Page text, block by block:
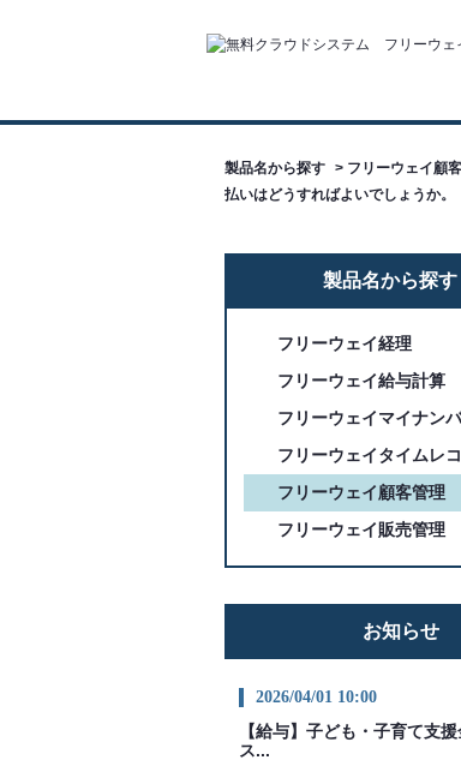
製品名から探す > フリーウェイ顧
払いはどうすればよいでしょうか。
製品名から探す
フリーウェイ経理
フリーウェイ給与計算
フリーウェイマイナン
フリーウェイタイムレ
フリーウェイ顧客管理
フリーウェイ販売管理
お知らせ
2026/04/01 10:00
【給与】子ども・子育て支
ス...